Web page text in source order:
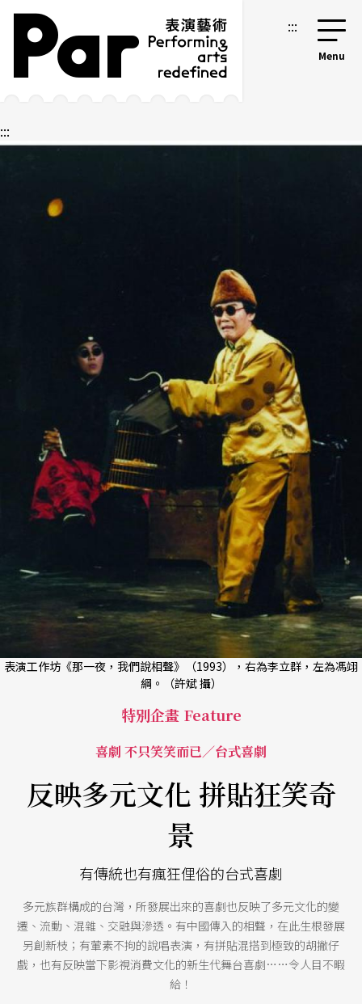
跳到主要內容區塊
網站導覽 :::
:::
表演工作坊《那一夜，我們說相聲》（1993），右為李立群，左為馮翊
綱。（許斌 攝）
特別企畫 Feature
喜劇 不只笑笑而已／台式喜劇
反映多元文化 拼貼狂笑奇
景
有傳統也有瘋狂俚俗的台式喜劇
多元族群構成的台灣，所發展出來的喜劇也反映了多元文化的變
遷、流動、混雜、交融與滲透。有中國傳入的相聲，在此生根發展
另創新枝；有葷素不拘的說唱表演，有拼貼混搭到極致的胡撇仔
戲，也有反映當下影視消費文化的新生代舞台喜劇……令人目不暇
給！